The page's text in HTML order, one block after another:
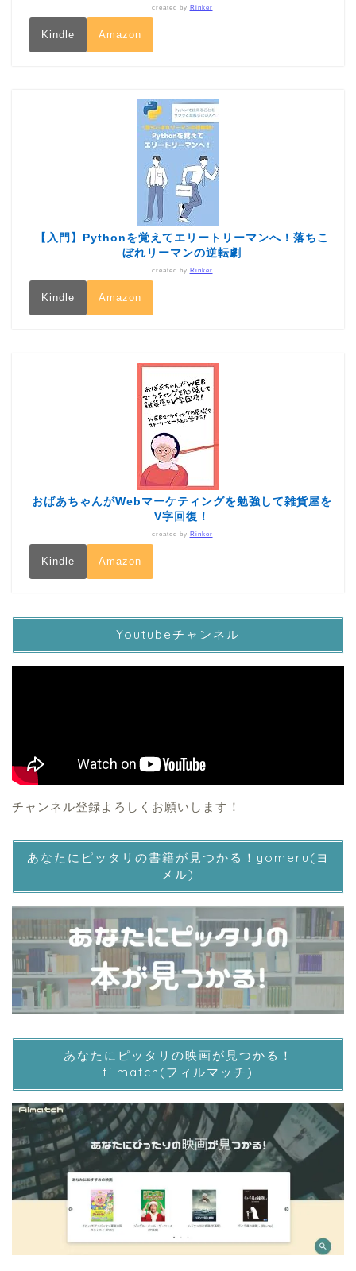
created by Rinker
Kindle Amazon
【入門】Pythonを覚えてエリートリーマンへ！落ちこ
ぼれリーマンの逆転劇
created by Rinker
Kindle Amazon
おばあちゃんがWebマーケティングを勉強して雑貨屋を
V字回復！
created by Rinker
Kindle Amazon
Youtubeチャンネル
チャンネル登録よろしくお願いします！
あなたにピッタリの書籍が見つかる！yomeru(ヨ
メル)
あなたにピッタリの映画が見つかる！
filmatch(フィルマッチ)